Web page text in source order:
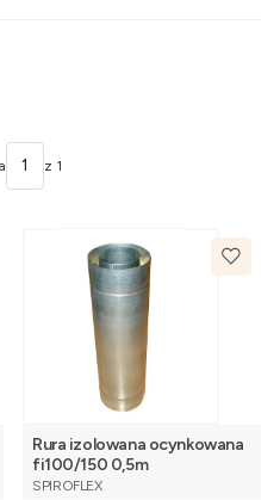
z 1
Rura izolowana ocynkowana
fi100/150 0,5m
PRODUCENT
SPIROFLEX